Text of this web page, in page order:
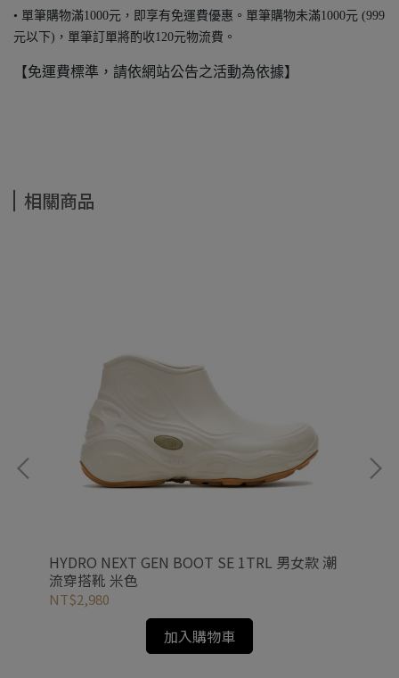
• 單筆購物滿1000元，即享有免運費優惠。單筆購物未滿1000元 (999
元以下)，單筆訂單將酌收120元物流費。
【免運費標準，請依網站公告之活動為依據】
相關商品
HYDRO NEXT GEN BOOT SE 1TRL 男女款 潮
流穿搭靴 米色
NT$2,980
加入購物車